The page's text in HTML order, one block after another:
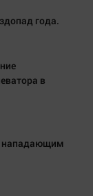
года.
в
нападающим